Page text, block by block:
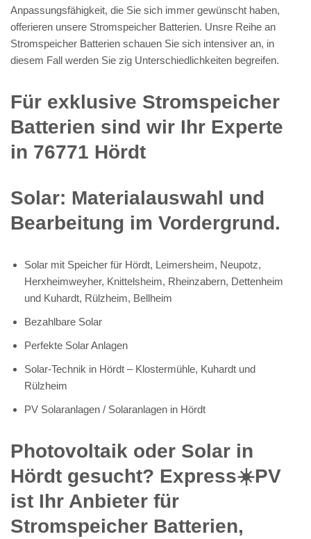
Anpassungsfähigkeit, die Sie sich immer gewünscht haben,
offerieren unsere Stromspeicher Batterien. Unsre Reihe an
Stromspeicher Batterien schauen Sie sich intensiver an, in
diesem Fall werden Sie zig Unterschiedlichkeiten begreifen.
Für exklusive Stromspeicher
Batterien sind wir Ihr Experte
in 76771 Hördt
Solar: Materialauswahl und
Bearbeitung im Vordergrund.
Solar mit Speicher für Hördt, Leimersheim, Neupotz,
Herxheimweyher, Knittelsheim, Rheinzabern, Dettenheim
und Kuhardt, Rülzheim, Bellheim
Bezahlbare Solar
Perfekte Solar Anlagen
Solar-Technik in Hördt – Klostermühle, Kuhardt und
Rülzheim
PV Solaranlagen / Solaranlagen in Hördt
Photovoltaik oder Solar in
Hördt gesucht? Express☀️PV️
ist Ihr Anbieter für
Stromspeicher Batterien,